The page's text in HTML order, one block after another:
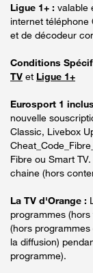
Ligue 1+ : valable
internet téléphone
et de décodeur
Conditions
TV et Ligue 1+
Eurosport 1
nouvelle
Classic, Livebox
Fibre ou Smart
chaine (hors
La TV d'Orange :
programmes
(hors
la diffusion)
programme).